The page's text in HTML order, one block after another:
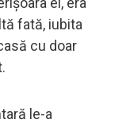
fată, iubita
cu doar
le-a